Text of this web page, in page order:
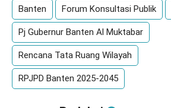
Banten Forum Konsultasi Publik
Pj Gubernur Banten Al Muktabar
Rencana Tata Ruang Wilayah
RPJPD Banten 2025-2045